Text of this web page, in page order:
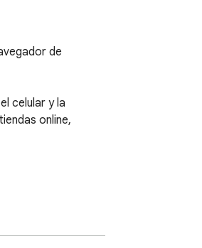
de
celular y la
online,